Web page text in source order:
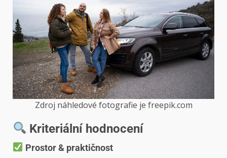
Zdroj náhledové fotografie je freepik.com
Kriteriální hodnocení
Prostor & praktičnost